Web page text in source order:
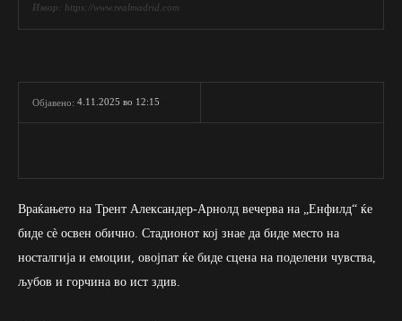
Извор: https://www.realmadrid.com
Објавено: 4.11.2025 во 12:15
Враќањето на Трент Александер-Арнолд вечерва на „Енфилд“ ќе
биде сè освен обично. Стадионот кој знае да биде место на
носталгија и емоции, овојпат ќе биде сцена на поделени чувства,
љубов и горчина во ист здив.